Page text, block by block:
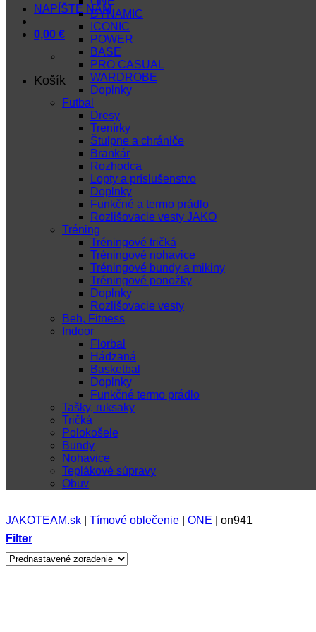
NAPÍŠTE NÁM
0,00 €
Košík
DYNAMIC
ICONIC
POWER
BASE
PRO CASUAL
WARDROBE
Doplnky
Futbal
Dresy
Trenírky
Štulpne a chrániče
Brankár
Rozhodca
Lopty a príslušenstvo
Doplnky
Funkčné a termo prádlo
Rozlišovacie vesty JAKO
Tréning
Tréningové tričká
Tréningové nohavice
Tréningové bundy a mikiny
Tréningové ponožky
Doplnky
Rozlišovacie vesty
Beh, Fitness
Indoor
Florbal
Hádzaná
Basketbal
Doplnky
Funkčné termo prádlo
Tašky, ruksaky
Tričká
Polokošele
Bundy
Nohavice
Teplákové súpravy
Obuv
JAKOTEAM.sk Tímové oblečenie ONE
on941
Filter